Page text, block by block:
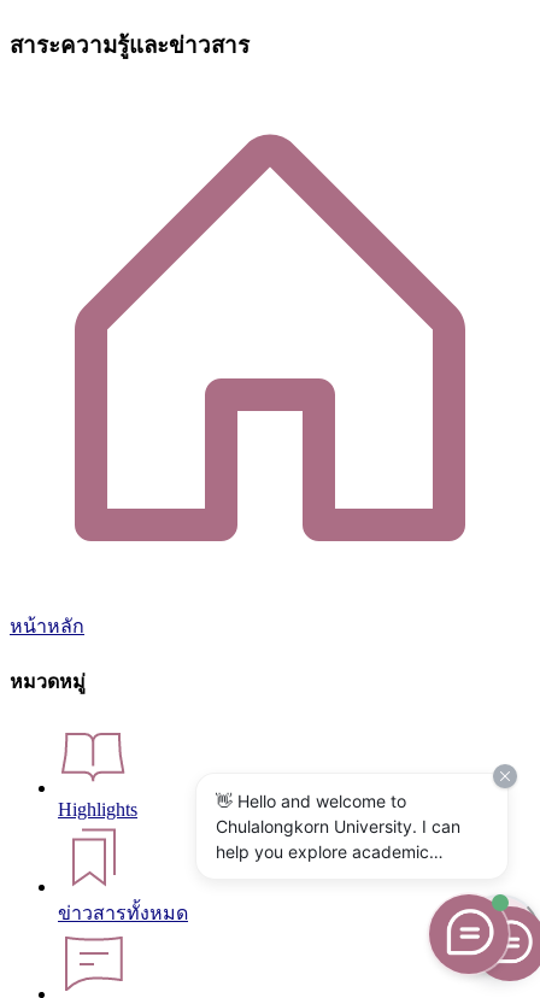
สาระความรู้และข่าวสาร
หน้าหลัก
หมวดหมู่
Highlights
ข่าวสารทั้งหมด
👋 Hello and welcome to
Chulalongkorn University. I can
help you explore academic